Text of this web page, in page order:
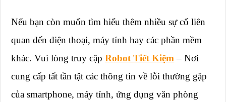
Nếu bạn còn muốn tìm hiểu thêm nhiều sự cố liên
quan đến điện thoại, máy tính hay các phần mềm
khác. Vui lòng truy cậpRobot Tiết Kiệm– Nơi
cung cấp tất tần tật các thông tin về lỗi thường gặp
của smartphone, máy tính, ứng dụng văn phòng